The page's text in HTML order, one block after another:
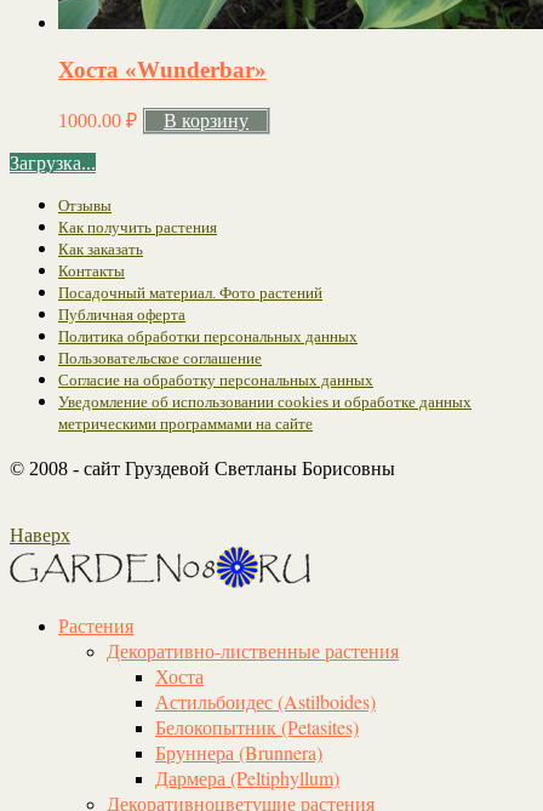
Хоста «Wunderbar»
1000.00 ₽ В корзину
Загрузка...
Отзывы
Как получить растения
Как заказать
Контакты
Посадочный материал. Фото растений
Публичная оферта
Политика обработки персональных данных
Пользовательское соглашение
Согласие на обработку персональных данных
Уведомление об использовании cookies и обработке данных
метрическими программами на сайте
© 2008 - сайт Груздевой Светланы Борисовны
Наверх
Растения
Декоративно-лиственные растения
Хоста
Астильбоидес (Astilboides)
Белокопытник (Рetasites)
Бруннера (Brunnera)
Дармера (Peltiphyllum)
Декоративноцветущие растения